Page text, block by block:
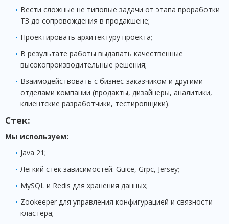
Вести сложные не типовые задачи от этапа проработки
ТЗ до сопровождения в продакшене;
Проектировать архитектуру проекта;
В результате работы выдавать качественные
высокопроизводительные решения;
Взаимодействовать с бизнес-заказчиком и другими
отделами компании (продакты, дизайнеры, аналитики,
клиентские разработчики, тестировщики).
Стек:
Мы используем:
Java 21;
Легкий стек зависимостей: Guice, Grpc, Jersey;
MySQL и Redis для хранения данных;
Zookeeper для управления конфигурацией и связности
кластера;